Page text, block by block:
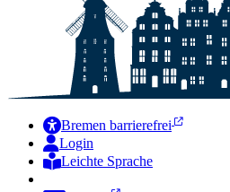
Bremen barrierefrei
Login
Leichte Sprache